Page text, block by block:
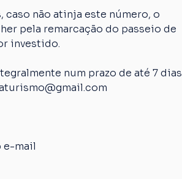
caso não atinja este número, o
pela remarcação do passeio de
investido.
num prazo de até 7 dias
e-mail